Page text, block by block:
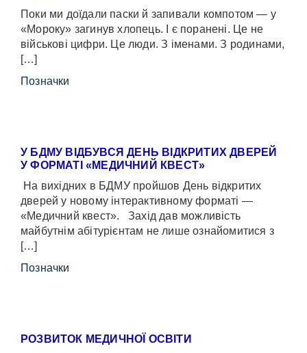
Поки ми доїдали паски й запивали компотом — у
«Мороку» загинув хлопець. І є поранені. Це не
військові цифри. Це люди. З іменами. З родинами,
[…]
Позначки
У БДМУ ВІДБУВСЯ ДЕНЬ ВІДКРИТИХ ДВЕРЕЙ
У ФОРМАТІ «МЕДИЧНИЙ КВЕСТ»
На вихідних в БДМУ пройшов День відкритих
дверей у новому інтерактивному форматі —
«Медичний квест». Захід дав можливість
майбутнім абітурієнтам не лише ознайомитися з
[…]
Позначки
РОЗВИТОК МЕДИЧНОЇ ОСВІТИ